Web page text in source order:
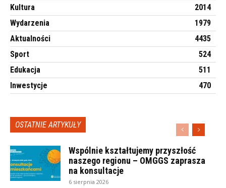
Kultura
2014
Wydarzenia
1979
Aktualności
4435
Sport
524
Edukacja
511
Inwestycje
470
OSTATNIE ARTYKUŁY
Wspólnie kształtujemy przyszłość
naszego regionu – OMGGS zaprasza
na konsultacje
6 sierpnia 2026